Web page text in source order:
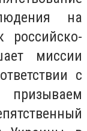
на
российско-
миссии
с